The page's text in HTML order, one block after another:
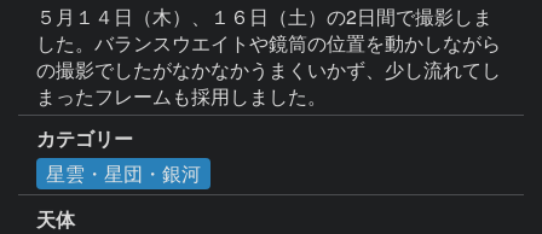
５月１４日（木）、１６日（土）の2日間で撮影しま
した。バランスウエイトや鏡筒の位置を動かしながら
の撮影でしたがなかなかうまくいかず、少し流れてし
まったフレームも採用しました。
カテゴリー
星雲・星団・銀河
天体